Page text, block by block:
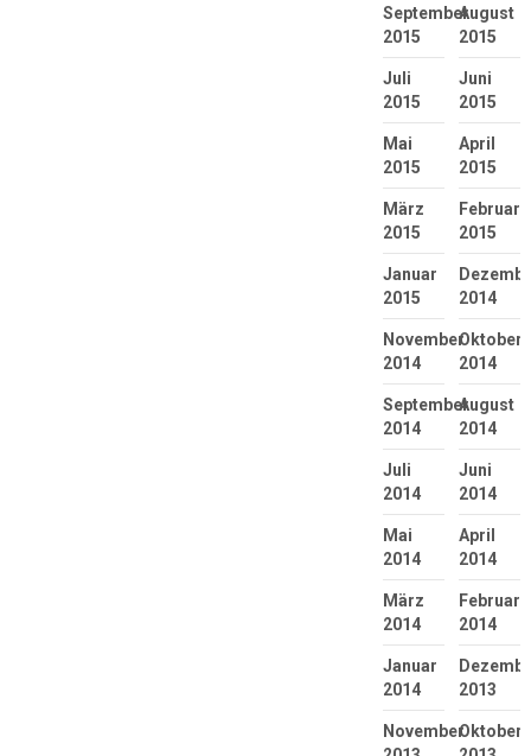
September
2015
August
2015
Juli
2015
Juni
2015
Mai
2015
April
2015
März
2015
Februar
2015
Januar
2015
2014
November
2014
Oktober
2014
September
2014
August
2014
Juli
2014
Juni
2014
Mai
2014
April
2014
März
2014
Februar
2014
Januar
2014
2013
NovemberOktober